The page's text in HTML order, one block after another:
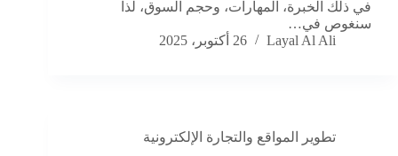
في ذلك الخبرة، المهارات، وحجم السوق، لذا
سنغوص في…
Layal Al Ali
26 أكتوبر، 2025
تطوير المواقع والتجارة الإلكترونية